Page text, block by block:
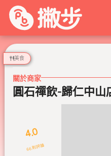
美食
關於商家
圓石禪飲-歸仁中山
4.0
66 則評論